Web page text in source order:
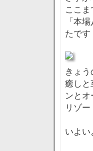
ここ
「本
たです
きょ
癒し
ンと
リゾ
いよ